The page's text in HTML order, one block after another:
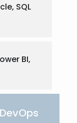
SQL
BI,